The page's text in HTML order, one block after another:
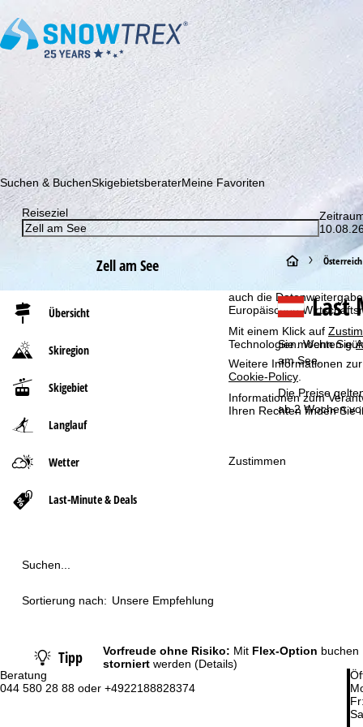
Cookie-Hinweis
Für ein optimales
auch mit unseren
Browserinformationen
auch die
Europäischen
Mit einem Klick auf
Technologien. Wenn Sie
Weitere Informationen
Cookie-Policy
Informationen zum
Ihren Rechten finden Sie
Zustimmen
Beratung
044 580 28 88 oder +4922188828374
Abonnieren Sie unseren Newsletter und erfahren Sie als Erster
Suchen & BuchenSkigebietsberaterMeine Favoriten
Reiseziel
Zell am See
Übersicht
Skiregion
Skigebiet
Langlauf
Wetter
Last-Minute & Deals
S
t
a
r
t
Österreich
Last
Sie möchten
am See.
Die Preise
ab 2 Wochen
Suchen...
Sortierung nach: Unsere Empfehlung
Tipp Vorfreude ohne Risiko: Mit Flex-Option buchen
storniertwerden (Details)